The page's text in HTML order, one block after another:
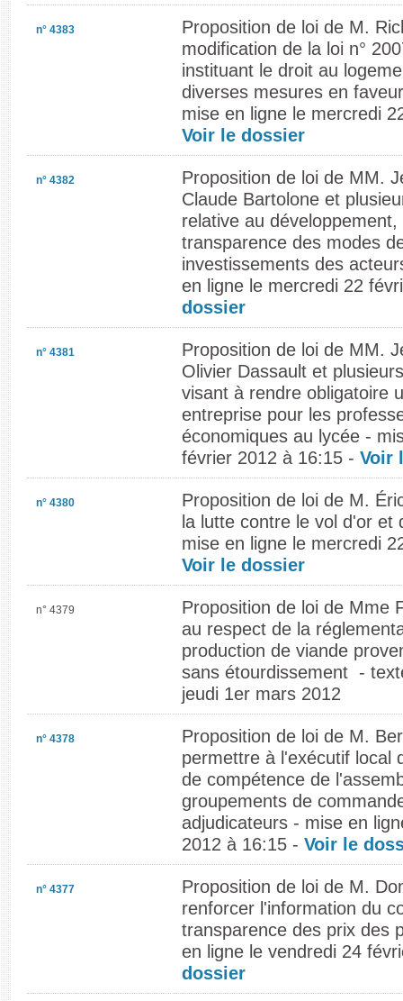
n° 4383
Proposition de loi de M.
modification de la loi n°
instituant le droit au
diverses mesures en
mise en ligne le mercredi
Voir le dossier
n° 4382
Proposition de loi de MM.
Claude Bartolone et
relative au
transparence des modes
investissements des
en ligne le mercredi 22
dossier
n° 4381
Proposition de loi de MM.
Olivier Dassault et
visant à rendre obligatoire
entreprise pour les
économiques au lycée -
février 2012 à 16:15 - Voir
n° 4380
Proposition de loi de M.
la lutte contre le vol d'or et
mise en ligne le mercredi
Voir le dossier
n° 4379
Proposition de loi de Mme
au respect de la
production de viande
sans étourdissement -
jeudi 1er mars 2012
n° 4378
Proposition de loi de M.
permettre à l'exécutif local
de compétence de
groupements de
adjudicateurs - mise en
2012 à 16:15 - Voir le
n° 4377
Proposition de loi de M.
renforcer l'information du
transparence des prix des
en ligne le vendredi 24
dossier